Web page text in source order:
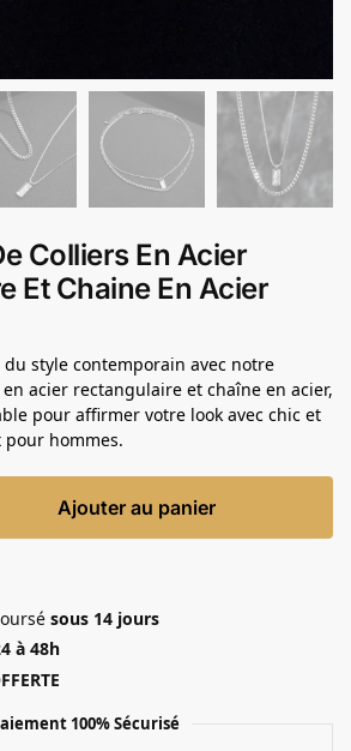
Colliers En Acier
Et Chaine En Acier
du style contemporain avec notre
acier rectangulaire et chaîne en acier,
pour affirmer votre look avec chic et
hommes.
Ajouter au panier
sous 14 jours
à 48h
100% Sécurisé